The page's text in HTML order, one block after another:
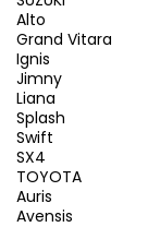
Alto
Grand Vitara
Ignis
Jimny
Liana
Splash
Swift
SX4
TOYOTA
Auris
Avensis